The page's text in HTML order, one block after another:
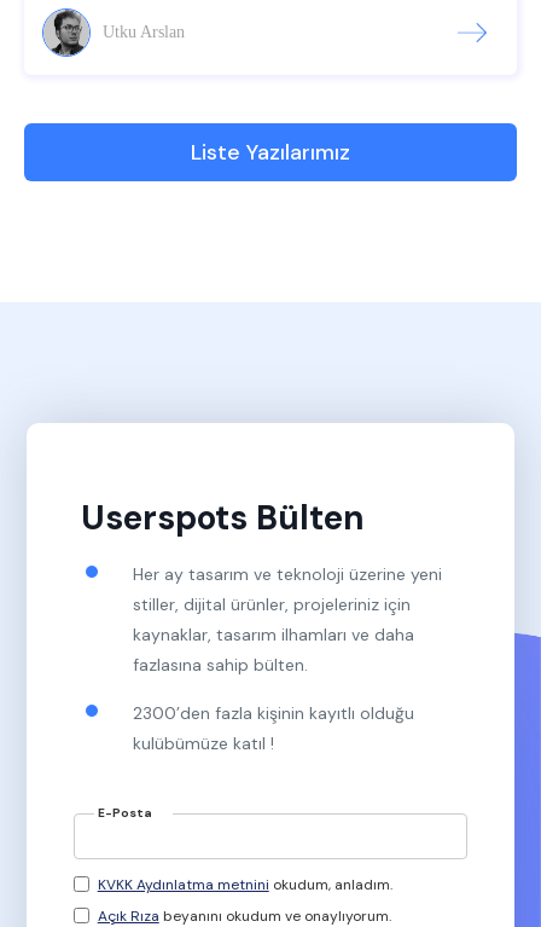
Utku Arslan
Liste Yazılarımız
Userspots Bülten
Her ay tasarım ve teknoloji üzerine yeni
stiller, dijital ürünler, projeleriniz için
kaynaklar, tasarım ilhamları ve daha
fazlasına sahip bülten.
2300’den fazla kişinin kayıtlı olduğu
kulübümüze katıl !
E-Posta
KVKK Aydınlatma metnini okudum, anladım.
Açık Rıza beyanını okudum ve onaylıyorum.